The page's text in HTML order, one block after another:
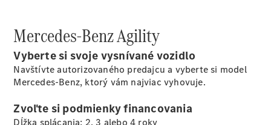
Individuálna
podpora
Riešenia
mobility
Inteligentné
vozidla
Mercedes-Benz Agility
Vyberte si svoje vysnívané vozidlo
Navštívte autorizovaného predajcu a vyberte si model
Mercedes-Benz, ktorý vám najviac vyhovuje.
Zvoľte si podmienky financovania
Dĺžka splácania: 2, 3 alebo 4 roky